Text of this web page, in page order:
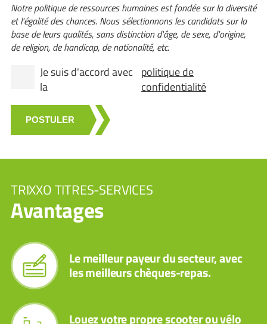
TRIXXO TITRES-SERVICES
Avantages
Le meilleur payeur du secteur, avec
les meilleurs chèques-repas.
Louez votre propre scooter ou vélo
Notre politique de ressources humaines est fondée sur la diversité
et l'égalité des chances. Nous sélectionnons les candidats sur la
base de leurs qualités, sans distinction d'âge, de sexe, d'origine,
de religion, de handicap, de nationalité, etc.
Je suis d'accord avec
la
politique de
confidentialité
POSTULER